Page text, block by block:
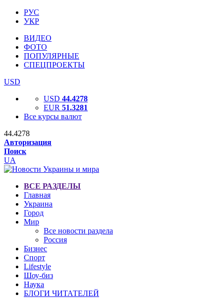
РУС
УКР
ВИДЕО
ФОТО
ПОПУЛЯРНЫЕ
СПЕЦПРОЕКТЫ
USD
USD 44.4278
EUR 51.3281
Все курсы валют
44.4278
Авторизация
Поиск
UA
ВСЕ РАЗДЕЛЫ
Главная
Украина
Город
Мир
Все новости раздела
Россия
Бизнес
Спорт
Lifestyle
Шоу-биз
Наука
БЛОГИ ЧИТАТЕЛЕЙ